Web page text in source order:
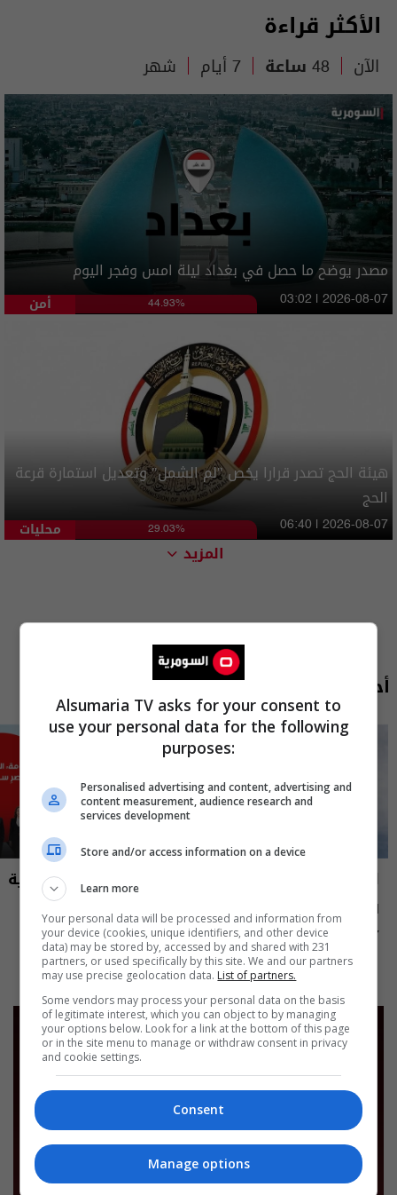
الأكثر قراءة
الآن 48 ساعة 7 أيام شهر
مصدر يوضح ما حصل في بغداد ليلة امس وفجر اليوم
أمن 44.93% 03:02 | 2026-08-07
هيئة الحج تصدر قرارا يخص "لم الشمل" وتعديل استمارة قرعة
الحج
محليات 29.03% 06:40 | 2026-08-07
المزيد
أحدث الحلقات
العراق في دقيقة 07-08-2026 | 2026
13:00 | 2026-08-07
نشرة أخبار السومرية
نشرة ٧ آب ٢٠٢٦ | 2026
12:45 | 2026-08-07
Alsumaria TV asks for your consent to
use your personal data for the following
purposes:
Personalised advertising and content, advertising and
content measurement, audience research and
services development
Store and/or access information on a device
Learn more
Your personal data will be processed and information from
your device (cookies, unique identifiers, and other device
data) may be stored by, accessed by and shared with 231
partners, or used specifically by this site. We and our partners
may use precise geolocation data. List of partners.
Some vendors may process your personal data on the basis
of legitimate interest, which you can object to by managing
your options below. Look for a link at the bottom of this page
or in the site menu to manage or withdraw consent in privacy
and cookie settings.
Consent
Manage options